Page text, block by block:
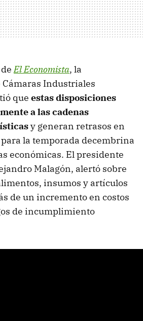
deEl Economista, la
Industriales
que estas disposiciones
a las cadenas
y generan retrasos en
la temporada decembrina
económicas. El presidente
Malagón, alertó sobre
insumos y artículos
de un incremento en costos
de incumplimiento